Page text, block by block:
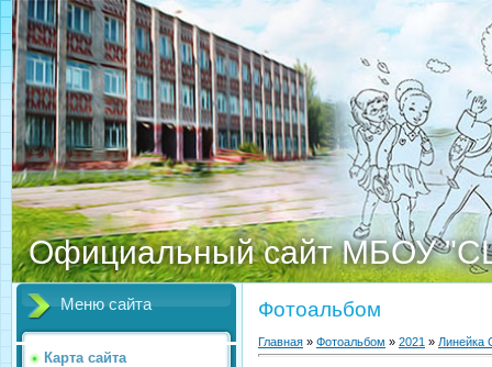
Официальный сайт МБОУ
Меню сайта
Карта сайта
Фотоальбом
Главная » Фотоальбом » 2021 » Линейка